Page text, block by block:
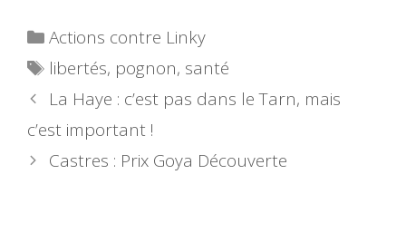
Catégories
Actions contre Linky
Étiquettes
libertés, pognon, santé
La Haye : c’est pas dans le Tarn, mais
c’est important !
Castres : Prix Goya Découverte